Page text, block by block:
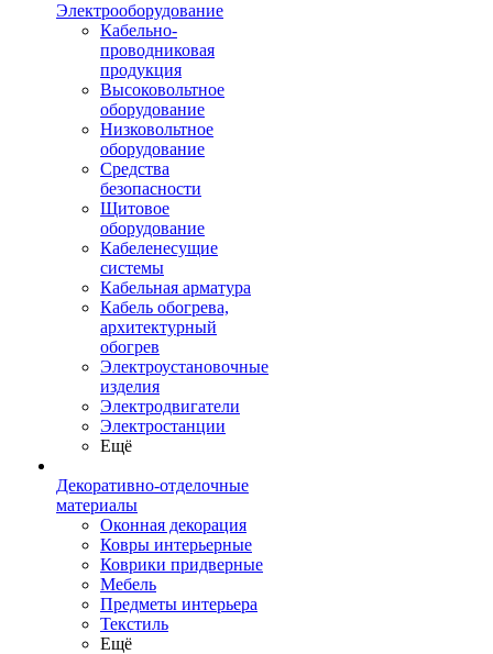
Электрооборудование
Кабельно-
проводниковая
продукция
Высоковольтное
оборудование
Низковольтное
оборудование
Средства
безопасности
Щитовое
оборудование
Кабеленесущие
системы
Кабельная арматура
Кабель обогрева,
архитектурный
обогрев
Электроустановочные
изделия
Электродвигатели
Электростанции
Ещё
Декоративно-отделочные
материалы
Оконная декорация
Ковры интерьерные
Коврики придверные
Мебель
Предметы интерьера
Текстиль
Ещё